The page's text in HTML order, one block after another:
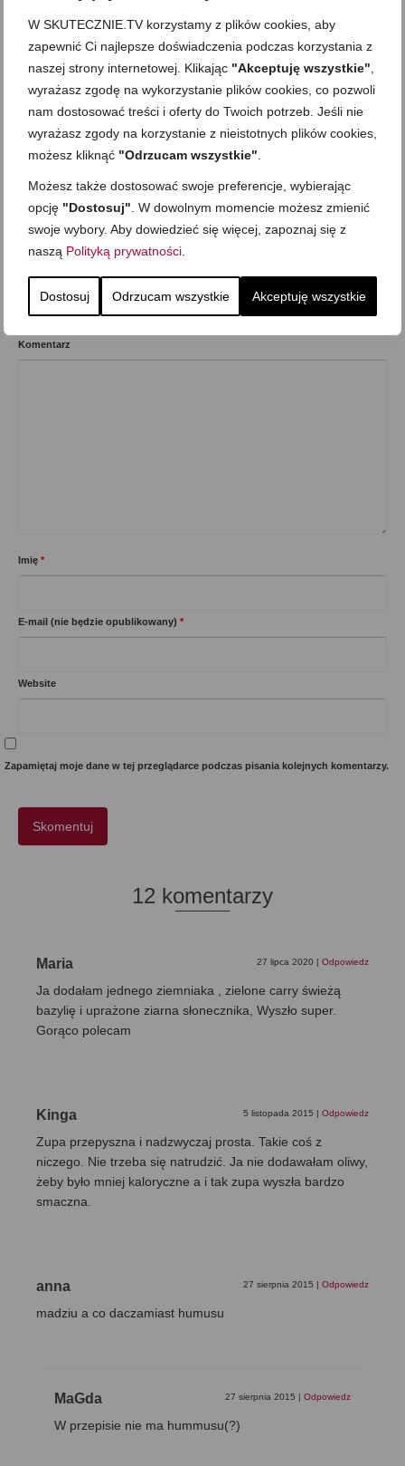
W SKUTECZNIE.TV korzystamy z plików cookies, aby
zapewnić Ci najlepsze doświadczenia podczas korzystania z
naszej strony internetowej. Klikając "Akceptuję wszystkie"
wyrażasz zgodę na wykorzystanie plików cookies, co pozwoli
nam dostosować treści i oferty do Twoich potrzeb. Jeśli nie
wyrażasz zgody na korzystanie z nieistotnych plików cookies,
możesz kliknąć "Odrzucam wszystkie"
Możesz także dostosować swoje preferencje, wybierając
opcję "Dostosuj" . W dowolnym momencie możesz zmienić
swoje wybory. Aby dowiedzieć się więcej, zapoznaj się z
naszą Polityką prywatności
Dostosuj Odrzucam wszystkie Akceptuję wszystkie
'Nie-łączenie' składników,Bez nabiału i jajek, Bezglutenowa ,Bezmleczna,
Dania jednogarnkowe, Dla dzieci,Dla matek karmiących,Dla
niespodziewanych gości ,Do pracy,Kolacja ,Mega proste,Obiad,
Romantyczny posiłek,Składnik: owoce i warzywa,Sylwester i inne imprezowe,
Walentynki,Wegetariańska,Zdrowe jedzenie,Zupy i gulasze
Wcześniejszy Następny
Skomentuj
Komentarz
Imię *
E-mail (nie będzie opublikowany) *
Website
Zapamiętaj moje dane w tej przeglądarce podczas pisania kolejnych komentarzy.
12 komentarzy
Maria 27 lipca 2020 | Odpowiedz
Ja dodałam jednego ziemniaka , zielone carry świeżą
bazylię i uprażone ziarna słonecznika, Wyszło super.
Gorąco polecam
Kinga 5 listopada 2015 | Odpowiedz
Zupa przepyszna i nadzwyczaj prosta. Takie coś z
niczego. Nie trzeba się natrudzić. Ja nie dodawałam oliwy,
żeby było mniej kaloryczne a i tak zupa wyszła bardzo
smaczna.
anna 27 sierpnia 2015 | Odpowiedz
madziu a co daczamiast humusu
MaGda 27 sierpnia 2015 | Odpowiedz
W przepisie nie ma hummusu(?)